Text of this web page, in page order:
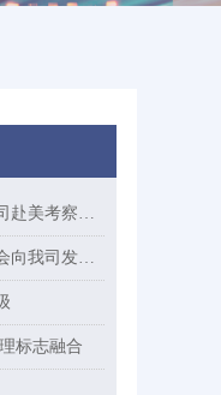
西安西部数字科技有限公司赴美考察VR产业项目
西安浐灞国际港管理委员会向我司发来贺信
标志融合